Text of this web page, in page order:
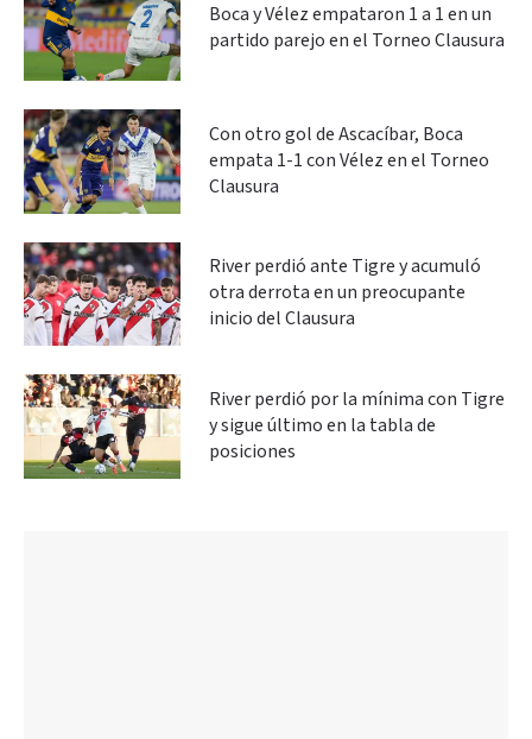
Boca y Vélez empataron 1 a 1 en un
partido parejo en el Torneo Clausura
Con otro gol de Ascacíbar, Boca
empata 1-1 con Vélez en el Torneo
Clausura
River perdió ante Tigre y acumuló
otra derrota en un preocupante
inicio del Clausura
River perdió por la mínima con Tigre
y sigue último en la tabla de
posiciones